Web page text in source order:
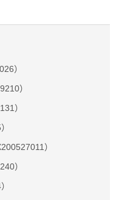
）
）
）
）
）